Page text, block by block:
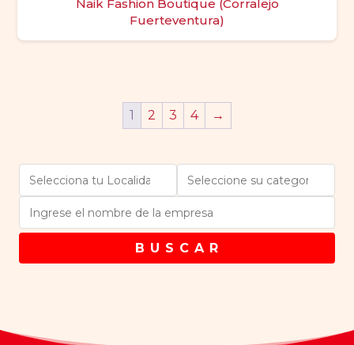
Naik Fashion Boutique (Corralejo
Fuerteventura)
1 2 3 4 →
B U S C A R